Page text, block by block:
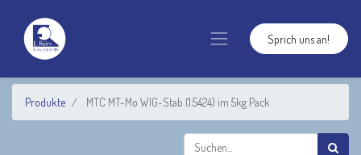
Sprich uns an!
Produkte MTC MT-Mo WIG-Stab (1.5424) im 5kg Pack